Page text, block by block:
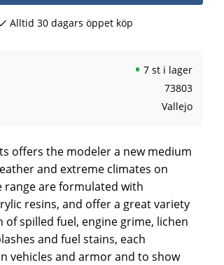
Alltid 30 dagars öppet köp
7 st i lager
73803
Vallejo
offers the modeler a new medium
and extreme climates on
range are formulated with
resins, and offer a great variety
spilled fuel, engine grime, lichen
and fuel stains, each
vehicles and armor and to show